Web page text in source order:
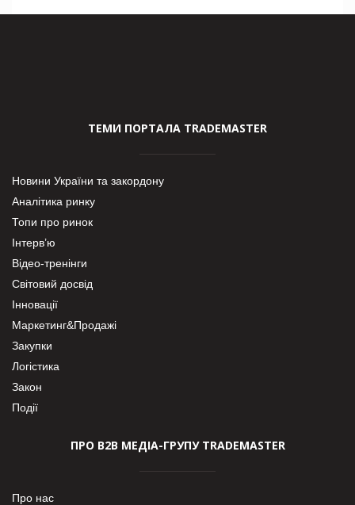
ТЕМИ ПОРТАЛА TRADEMASTER
Новини України та закордону
Аналітика ринку
Топи про ринок
Інтерв’ю
Відео-тренінги
Світовий досвід
Інновації
Маркетинг&Продажі
Закупки
Логістика
Закон
Події
ПРО В2В МЕДІА-ГРУПУ TRADEMASTER
Про нас